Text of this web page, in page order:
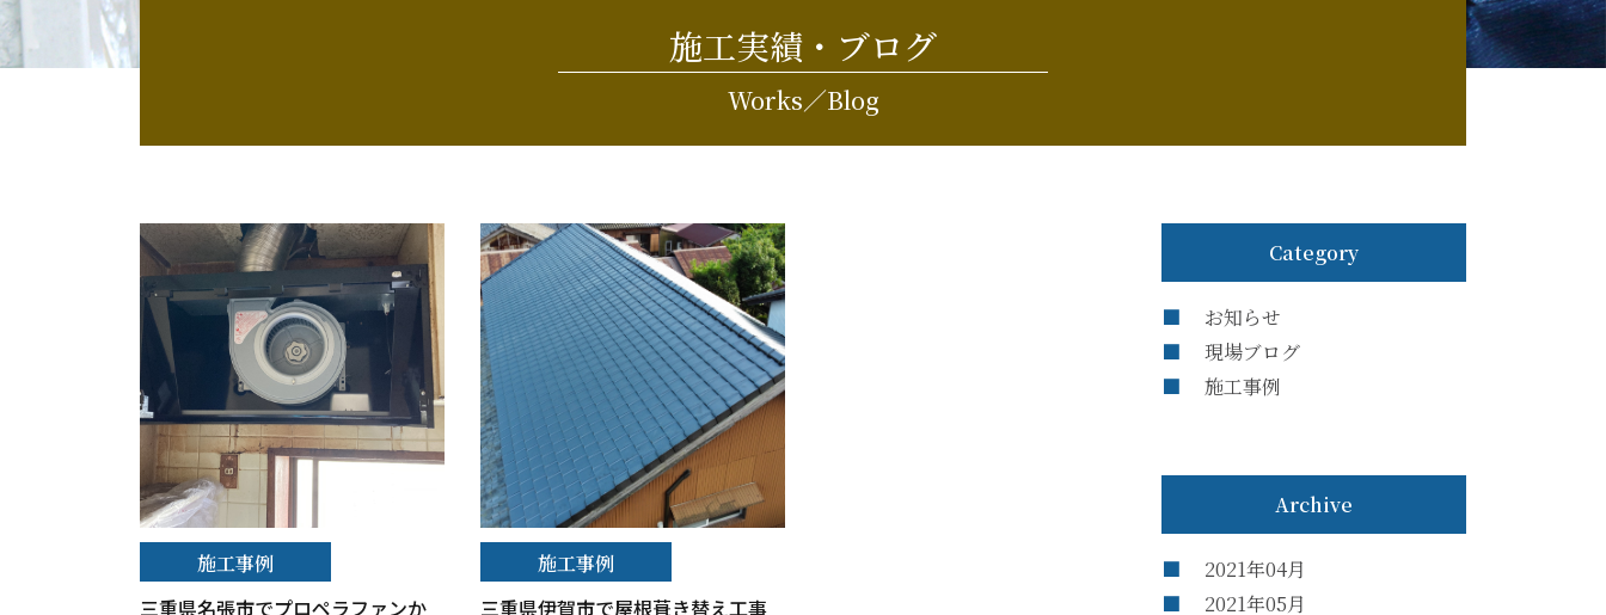
施工実績・ブログ
Works／Blog
施工事例
三重県名張市でプロペラファンか
施工事例
三重県伊賀市で屋根葺き替え工事
Category
お知らせ
現場ブログ
施工事例
Archive
2021年04月
2021年05月